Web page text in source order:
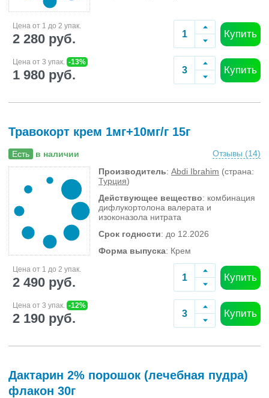
Цена от 1 до 2 упак.
2 280 руб. Купить
Цена от 3 упак. -13%
1 980 руб. Купить
Травокорт крем 1мг+10мг/г 15г
Есть в наличии Отзывы (14)
Производитель: Abdi Ibrahim (страна:
Турция)
Действующее вещество: комбинация
дифлукортолона валерата и
изоконазола нитрата
Срок годности: до 12.2026
Форма выпуска: Крем
Цена от 1 до 2 упак.
2 490 руб. Купить
Цена от 3 упак. -12%
2 190 руб. Купить
Дактарин 2% порошок (лечебная пудра)
флакон 30г